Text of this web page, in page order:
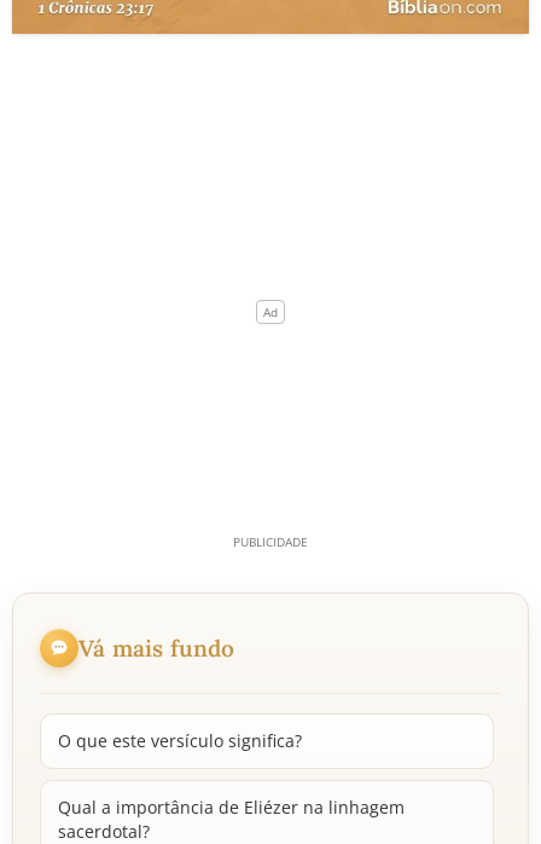
QUEM SOMOS
Vá mais fundo
O que este versículo significa?
Qual a importância de Eliézer na linhagem
sacerdotal?